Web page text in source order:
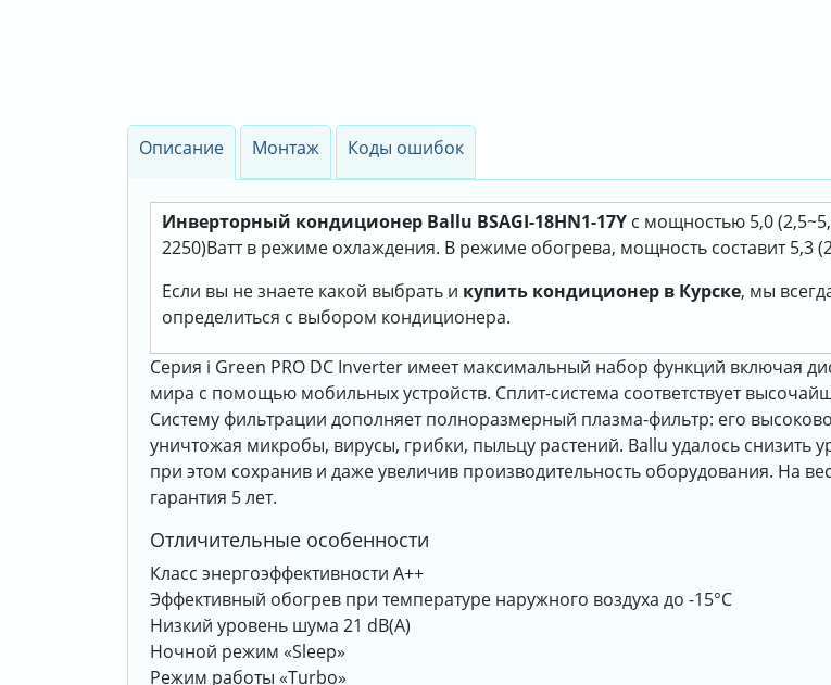
Описание Монтаж Коды ошибок
Инверторный кондиционер Ballu BSAGI-18HN1-17Y с мощностью 5,0
2250)Ватт в режиме охлаждения. В режиме обогрева, мощность составит 5,3
Если вы не знаете какой выбрать и купить кондиционер в Курске, мы
определиться с выбором кондиционера.
Серия i Green PRO DC Inverter имеет максимальный набор функций включая
мира с помощью мобильных устройств. Сплит-система соответствует
Систему фильтрации дополняет полноразмерный плазма-фильтр: его
уничтожая микробы, вирусы, грибки, пыльцу растений. Ballu удалось снизить
при этом сохранив и даже увеличив производительность оборудования. На
гарантия 5 лет.
Отличительные особенности
Класс энергоэффективности A++
Эффективный обогрев при температуре наружного воздуха до -15°С
Низкий уровень шума 21 dB(A)
Ночной режим «Sleep»
Режим работы «Turbo»